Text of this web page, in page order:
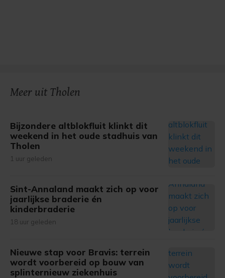
Meer uit Tholen
Bijzondere altblokfluit klinkt dit
weekend in het oude stadhuis van
Tholen
1 uur geleden
Sint-Annaland maakt zich op voor
jaarlijkse braderie én
kinderbraderie
18 uur geleden
Nieuwe stap voor Bravis: terrein
wordt voorbereid op bouw van
splinternieuw ziekenhuis